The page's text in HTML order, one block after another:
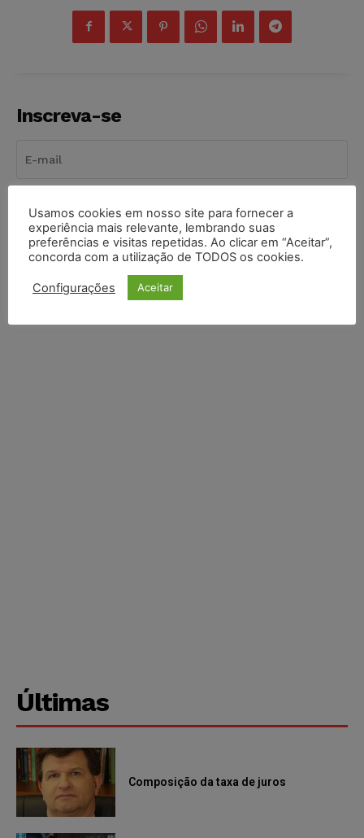
Inscreva-se
INSCREVER
Li e aceito a Política de Privacidade.
Últimas
Composição da taxa de juros
Usamos cookies em nosso site para fornecer a
experiência mais relevante, lembrando suas
preferências e visitas repetidas. Ao clicar em “Aceitar”,
concorda com a utilização de TODOS os cookies.
Configurações Aceitar